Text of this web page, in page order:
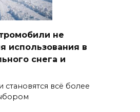
не
использования в
снега и
всё более